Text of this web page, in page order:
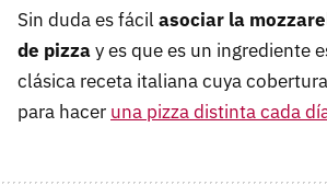
Sin duda es fácil asociar la
de pizzay es que es un ingrediente
clásica receta italiana cuya
para hacer una pizza distinta cada